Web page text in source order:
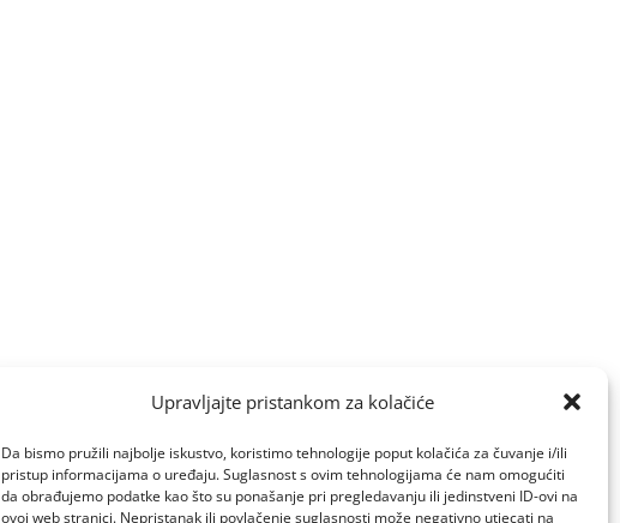
Upravljajte pristankom za kolačiće
Da bismo pružili najbolje iskustvo, koristimo tehnologije poput kolačića za čuvanje i/ili
pristup informacijama o uređaju. Suglasnost s ovim tehnologijama će nam omogućiti
da obrađujemo podatke kao što su ponašanje pri pregledavanju ili jedinstveni ID-ovi na
ovoj web stranici. Nepristanak ili povlačenje suglasnosti može negativno utjecati na